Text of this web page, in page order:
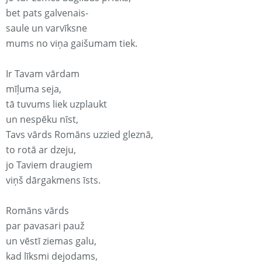
bet pats galvenais-
saule un varvīksne
mums no viņa gaišumam tiek.
Ir Tavam vārdam
mīļuma seja,
tā tuvums liek uzplaukt
un nespēku nīst,
Tavs vārds Romāns uzzied gleznā,
to rotā ar dzeju,
jo Taviem draugiem
viņš dārgakmens īsts.
Romāns vārds
par pavasari pauž
un vēstī ziemas galu,
kad līksmi dejodams,